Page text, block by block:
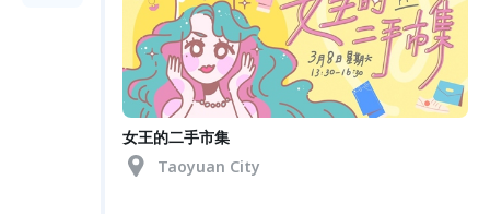
女王的二手市集
Taoyuan City